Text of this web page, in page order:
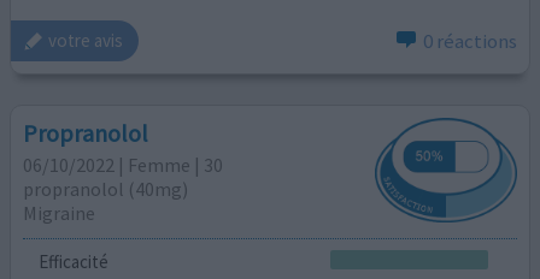
votre avis 0 réactions
Propranolol
06/10/2022 | Femme | 30
propranolol (40mg)
Migraine
Efficacité